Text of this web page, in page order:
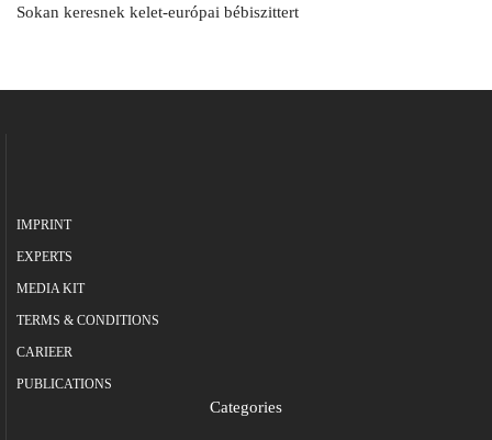
Sokan keresnek kelet-európai bébiszittert
IMPRINT
EXPERTS
MEDIA KIT
TERMS & CONDITIONS
CARIEER
PUBLICATIONS
Categories